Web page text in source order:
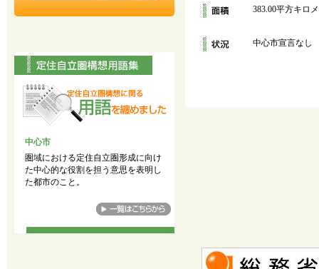
383.00平方キロ
中心市宣言なし
中心市
圏域における定住自立圏形成に向け
た中心的な役割を担う意思を表明し
た都市のこと。